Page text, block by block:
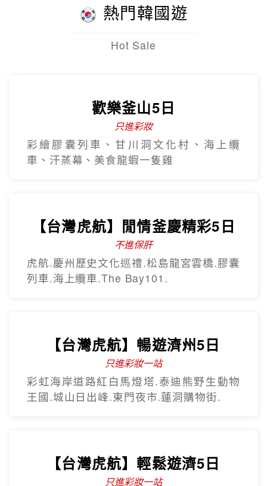
熱門韓國遊
Hot Sale
歡樂釜山5日
只進彩妝
彩繪膠囊列車、甘川洞文化村、海上纜
車、汗蒸幕、美食龍蝦一隻雞
【台灣虎航】閒情釜慶精彩5日
不進保肝
虎航.慶州歷史文化巡禮.松島龍宮雲橋.膠囊
列車.海上纜車.The Bay101.
【台灣虎航】暢遊濟州5日
只進彩妝一站
彩虹海岸道路紅白馬燈塔.泰迪熊野生動物
王國.城山日出峰.東門夜市.蓮洞購物街.
【台灣虎航】輕鬆遊濟5日
只進彩妝一站